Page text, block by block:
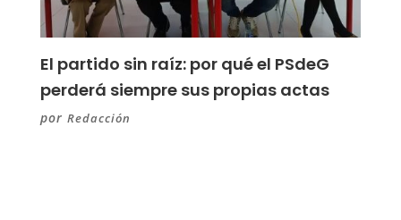
El partido sin raíz: por qué el PSdeG
perderá siempre sus propias actas
por Redacción